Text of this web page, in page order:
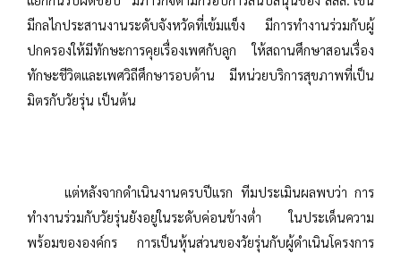
มีกลไกประสานงานระดับจังหวัดที่เข้มแข็ง มีการทำงานร่วมกับผู้
ปกครองให้มีทักษะการคุยเรื่องเพศกับลูก ให้สถานศึกษาสอนเรื่อง
ทักษะชีวิตและเพศวิถีศึกษารอบด้าน มีหน่วยบริการสุขภาพที่เป็น
มิตรกับวัยรุ่น เป็นต้น
แต่หลังจากดำเนินงานครบปีแรก ทีมประเมินผลพบว่า การ
ทำงานร่วมกับวัยรุ่นยังอยู่ในระดับค่อนข้างต่ำ ในประเด็นความ
พร้อมขององค์กร การเป็นหุ้นส่วนของวัยรุ่นกับผู้ดำเนินโครงการ